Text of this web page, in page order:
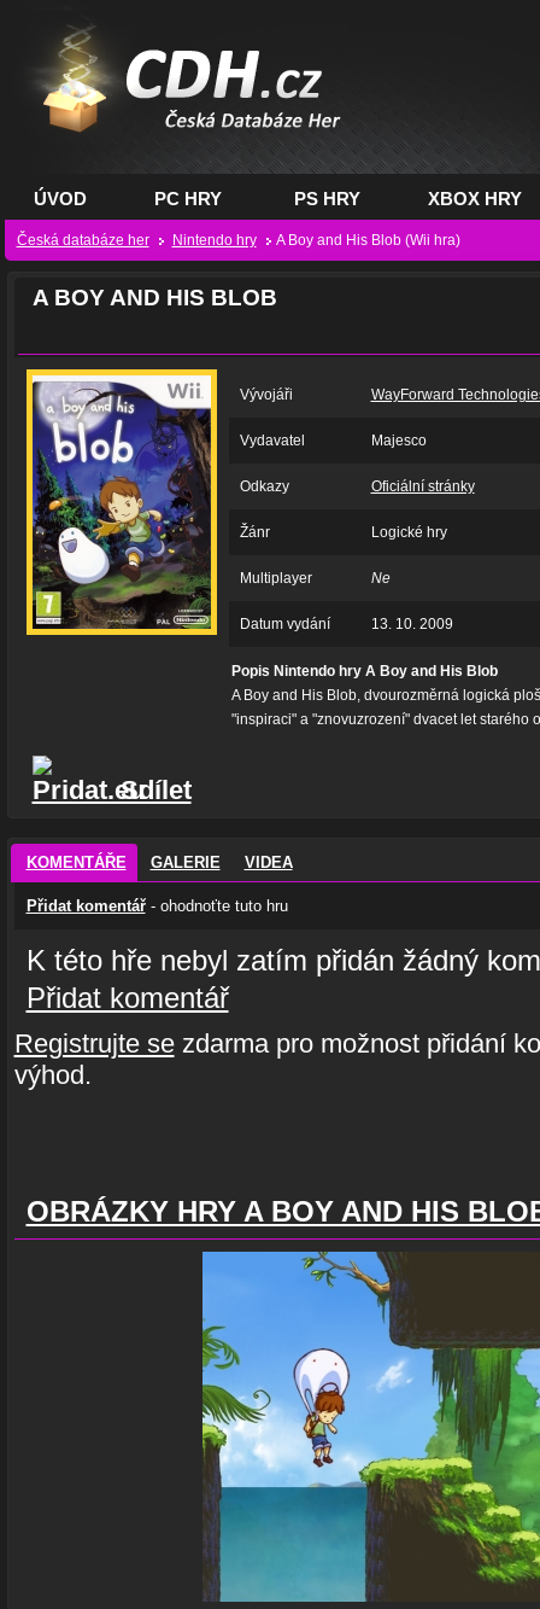
CDH.cz - hry na PC,
PS, XBOX - Česká
databáze her
ÚVOD PC HRY PS HRY XBOX HRY
Česká databáze her Nintendo hry A Boy and His Blob (Wii hra)
A BOY AND HIS BLOB
Vývojáři WayForward
Vydavatel Majesco
Odkazy Oficiální stránky
Žánr Logické hry
Multiplayer Ne
Datum vydání 13. 10. 2009
Popis Nintendo hry A Boy and His Blob
A Boy and His Blob, dvourozměrná logická
"inspiraci" a "znovuzrození" dvacet let starého
Sdílet
KOMENTÁŘE GALERIE VIDEA
Přidat komentář- ohodnoťte tuto hru
K této hře nebyl zatím přidán žádný
Přidat komentář
Registrujte sezdarma pro možnost přidání
výhod.
OBRÁZKY HRY A BOY AND HIS